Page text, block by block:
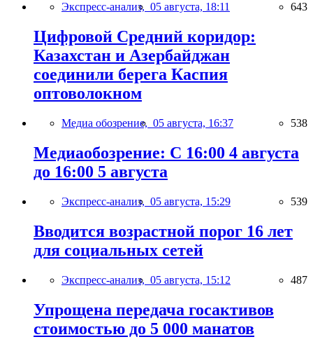
Экспресс-анализ, 05 августа, 18:11 643
Цифровой Средний коридор:
Казахстан и Азербайджан
соединили берега Каспия
оптоволокном
Медиа обозрение, 05 августа, 16:37 538
Медиаобозрение: С 16:00 4 августа
до 16:00 5 августа
Экспресс-анализ, 05 августа, 15:29 539
Вводится возрастной порог 16 лет
для социальных сетей
Экспресс-анализ, 05 августа, 15:12 487
Упрощена передача госактивов
стоимостью до 5 000 манатов